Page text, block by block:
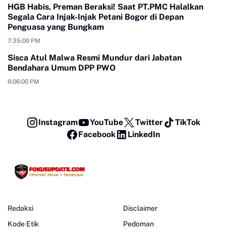
HGB Habis, Preman Beraksi! Saat PT.PMC Halalkan
Segala Cara Injak-Injak Petani Bogor di Depan
Penguasa yang Bungkam
7:35:00 PM
Sisca Atul Malwa Resmi Mundur dari Jabatan
Bendahara Umum DPP PWO
6:06:00 PM
Instagram YouTube Twitter
TikTok
Facebook
LinkedIn
Redaksi
Kode Etik
Disclaimer
Pedoman